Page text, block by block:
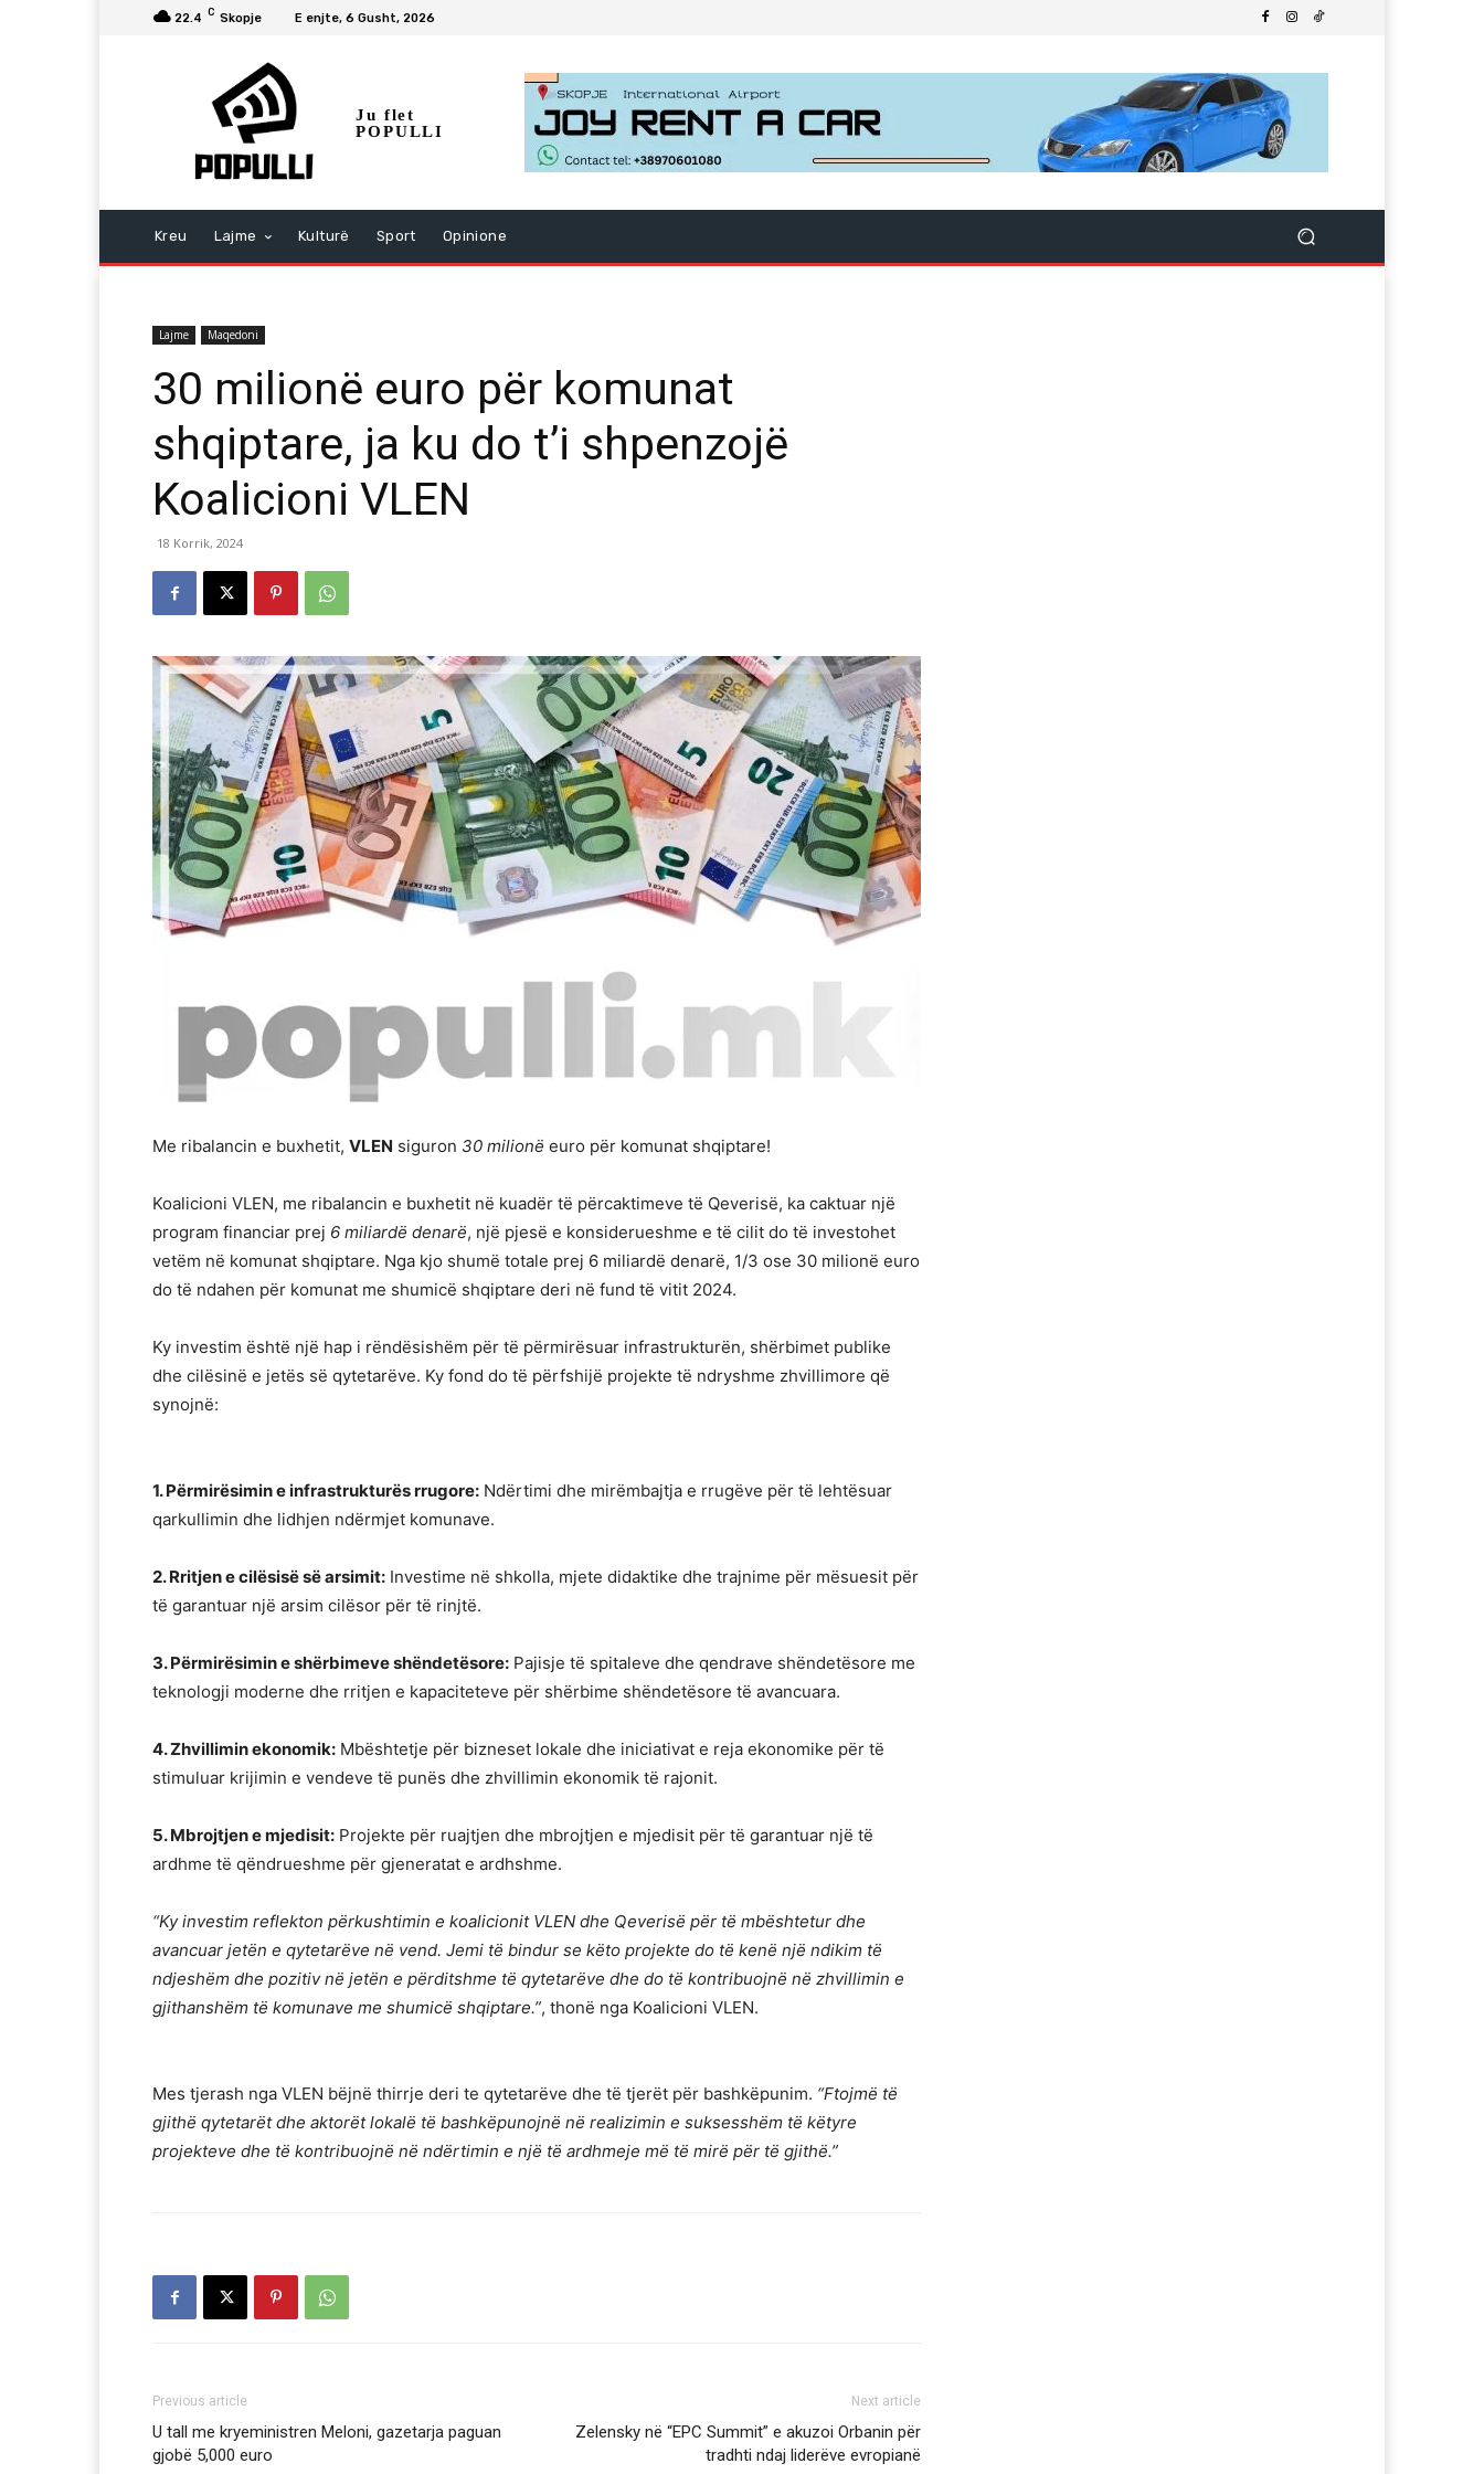
22.4 C Skopje E enjte, 6 Gusht, 2026
Ju flet
POPULLI
Kreu Lajme Kulturë Sport Opinione
Lajme Maqedoni
30 milionë euro për komunat
shqiptare, ja ku do t’i shpenzojë
Koalicioni VLEN
18 Korrik, 2024
Me ribalancin e buxhetit, VLEN siguron 30 milionë euro për komunat shqiptare!
Koalicioni VLEN, me ribalancin e buxhetit në kuadër të përcaktimeve të Qeverisë, ka caktuar një
program financiar prej 6 miliardë denarë, një pjesë e konsiderueshme e të cilit do të investohet
vetëm në komunat shqiptare. Nga kjo shumë totale prej 6 miliardë denarë, 1/3 ose 30 milionë euro
do të ndahen për komunat me shumicë shqiptare deri në fund të vitit 2024.
Ky investim është një hap i rëndësishëm për të përmirësuar infrastrukturën, shërbimet publike
dhe cilësinë e jetës së qytetarëve. Ky fond do të përfshijë projekte të ndryshme zhvillimore që
synojnë:
1. Përmirësimin e infrastrukturës rrugore: Ndërtimi dhe mirëmbajtja e rrugëve për të lehtësuar
qarkullimin dhe lidhjen ndërmjet komunave.
2. Rritjen e cilësisë së arsimit: Investime në shkolla, mjete didaktike dhe trajnime për mësuesit për
të garantuar një arsim cilësor për të rinjtë.
3. Përmirësimin e shërbimeve shëndetësore: Pajisje të spitaleve dhe qendrave shëndetësore me
teknologji moderne dhe rritjen e kapaciteteve për shërbime shëndetësore të avancuara.
4. Zhvillimin ekonomik: Mbështetje për bizneset lokale dhe iniciativat e reja ekonomike për të
stimuluar krijimin e vendeve të punës dhe zhvillimin ekonomik të rajonit.
5. Mbrojtjen e mjedisit: Projekte për ruajtjen dhe mbrojtjen e mjedisit për të garantuar një të
ardhme të qëndrueshme për gjeneratat e ardhshme.
“Ky investim reflekton përkushtimin e koalicionit VLEN dhe Qeverisë për të mbështetur dhe
avancuar jetën e qytetarëve në vend. Jemi të bindur se këto projekte do të kenë një ndikim të
ndjeshëm dhe pozitiv në jetën e përditshme të qytetarëve dhe do të kontribuojnë në zhvillimin e
gjithanshëm të komunave me shumicë shqiptare.”, thonë nga Koalicioni VLEN.
Mes tjerash nga VLEN bëjnë thirrje deri te qytetarëve dhe të tjerët për bashkëpunim. “Ftojmë të
gjithë qytetarët dhe aktorët lokalë të bashkëpunojnë në realizimin e suksesshëm të këtyre
projekteve dhe të kontribuojnë në ndërtimin e një të ardhmeje më të mirë për të gjithë.”
Previous article
U tall me kryeministren Meloni, gazetarja paguan
gjobë 5,000 euro
Next article
Zelensky në “EPC Summit” e akuzoi Orbanin për
tradhti ndaj liderëve evropianë